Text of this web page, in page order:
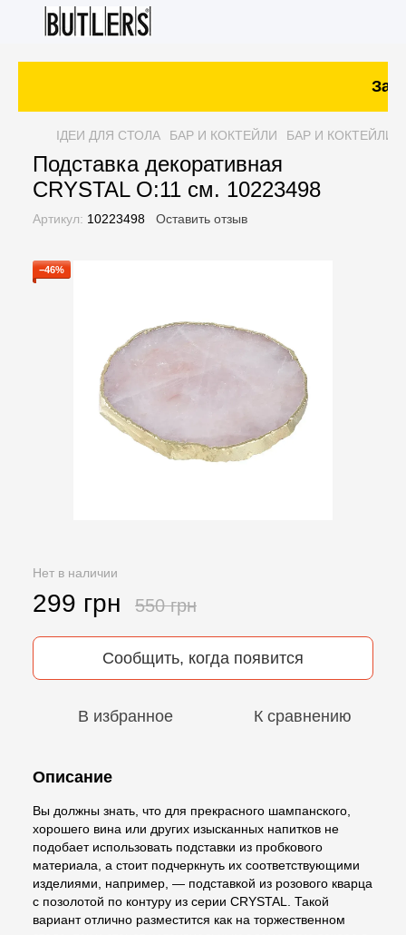
ІДЕИ ДЛЯ СТОЛА БАР И КОКТЕЙЛИ БАР И КОКТЕЙЛИ
Подставка декоративная
CRYSTAL O:11 см. 10223498
Артикул: 10223498 Оставить отзыв
−46%
Нет в наличии
299 грн 550 грн
Сообщить, когда появится
В избранное К сравнению
Описание
Вы должны знать, что для прекрасного шампанского,
хорошего вина или других изысканных напитков не
подобает использовать подставки из пробкового
материала, а стоит подчеркнуть их соответствующими
изделиями, например, — подставкой из розового кварца
с позолотой по контуру из серии CRYSTAL. Такой
вариант отлично разместится как на торжественном